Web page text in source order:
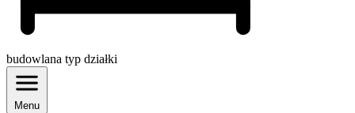
budowlana typ działki
Menu